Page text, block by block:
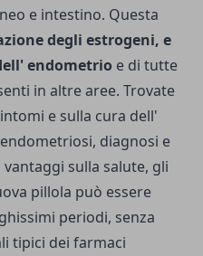
e intestino. Questa
degli estrogeni, e
endometrio e di tutte
in altre aree. Trovate
e sulla cura dell'
diagnosi e
sulla salute, gli
pillola può essere
periodi, senza
tipici dei farmaci